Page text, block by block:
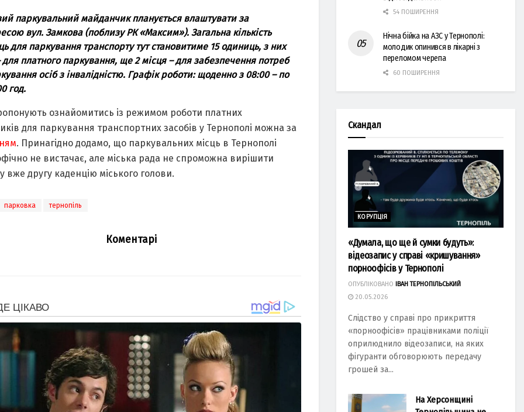
паркувальний майданчик планується влаштувати за
вул. Замкова (поблизу РК «Максим»). Загальна кількість
для паркування транспорту тут становитиме 15 одиниць, з них
для платного паркування, ще 2 місця – для забезпечення потреб
осіб з інвалідністю. Графік роботи: щоденно з 08:00 – по
год.
ознайомитись із режимом роботи платних
для паркування транспортних засобів у Тернополі можна за
. Принагідно додамо, що паркувальних місць в Тернополі
не вистачає, але міська рада не спроможна вирішити
вже другу каденцію міського голови.
парковка тернопіль
Коментарі
54 ПОШИРЕННЯ
Нічна бійка на АЗС у Тернополі:
молодик опинився в лікарні з
переломом черепа
60 ПОШИРЕННЯ
Скандал
КОРУПЦІЯ
«Думала, що ще й сумки будуть»:
відеозапис у справі «кришування»
порноофісів у Тернополі
ОПУБЛІКОВАНО
ІВАН ТЕРНОПІЛЬСЬКИЙ
20.05.2026
Слідство у справі про прикриття
«порноофісів» працівниками поліції
оприлюднило відеозаписи, на яких
фігуранти обговорюють передачу
грошей за...
На Херсонщині